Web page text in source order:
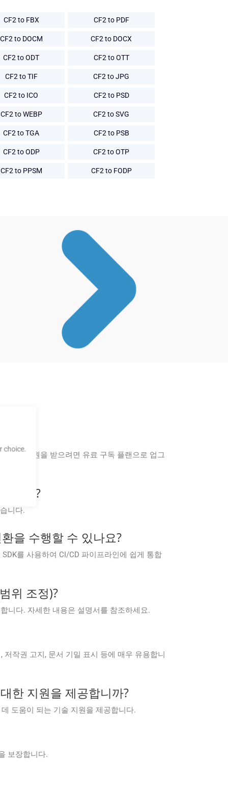
CF2 to FBX CF2 to PDF
CF2 to DOCM CF2 to DOCX
CF2 to ODT CF2 to OTT
CF2 to TIF CF2 to JPG
CF2 to ICO CF2 to PSD
CF2 to WEBP CF2 to SVG
CF2 to TGA CF2 to PSB
CF2 to ODP CF2 to OTP
CF2 to PPSM CF2 to FODP
능과 지원을 받으려면 유료 구독 플랜으로 업그
니까?
니다.
을 수행할 수 있나요?
를 사용하여 CI/CD 파이프라인에 쉽게 통합
위 조정)?
니다. 자세한 내용은 설명서를 참조하세요.
작권 고지, 문서 기밀 표시 등에 매우 유용합니
한 지원을 제공합니까?
도움이 되는 기술 지원을 제공합니다.
보장합니다.
choice.